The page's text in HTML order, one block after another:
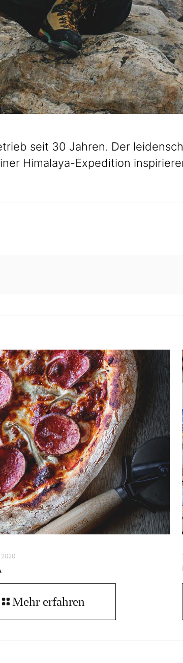
seit 30 Jahren. Der
Himalaya-Expedition
2020
Mehr erfahren